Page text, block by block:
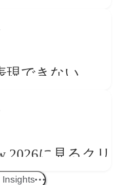
ランド体験」
現できない
2026に見るクリ
レンド──社会
Insights